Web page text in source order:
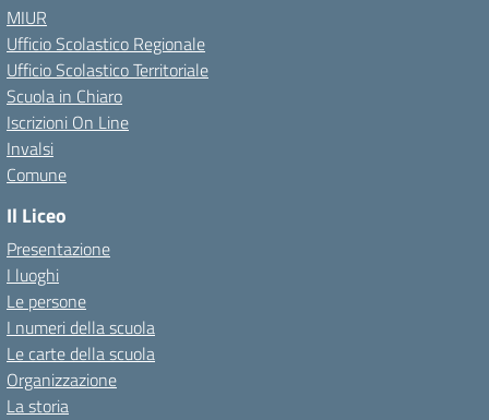
MIUR
Ufficio Scolastico Regionale
Ufficio Scolastico Territoriale
Scuola in Chiaro
Iscrizioni On Line
Invalsi
Comune
Il Liceo
Presentazione
I luoghi
Le persone
I numeri della scuola
Le carte della scuola
Organizzazione
La storia